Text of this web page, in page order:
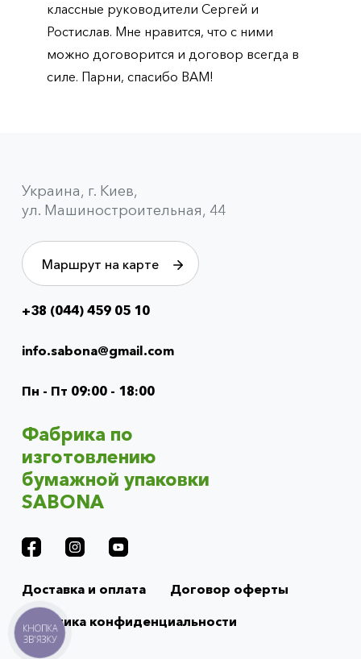
классные руководители Сергей и
Ростислав. Мне нравится, что с ними
можно договорится и договор всегда в
силе. Парни, спасибо ВАМ!
Украина, г. Киев,
ул. Машиностроительная, 44
Маршрут на карте
+38 (044) 459 05 10
info.sabona@gmail.com
Пн - Пт 09:00 - 18:00
Фабрика по
изготовлению
бумажной упаковки
SABONA
menu
Доставка и оплата
Договор оферты
Политика конфиденциальности
КНОПКА
ЗВ'ЯЗКУ